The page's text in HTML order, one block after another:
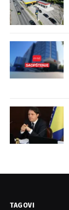
TAGOVI